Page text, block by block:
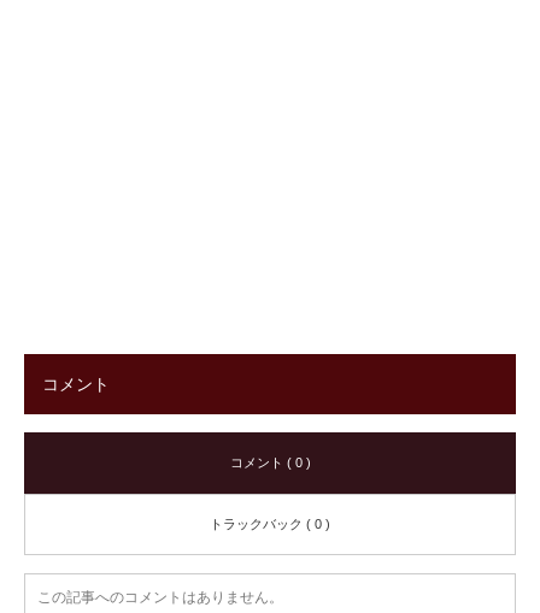
コメント
コメント ( 0 )
トラックバック ( 0 )
この記事へのコメントはありません。